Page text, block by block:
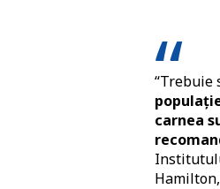
“Trebuie
carnea